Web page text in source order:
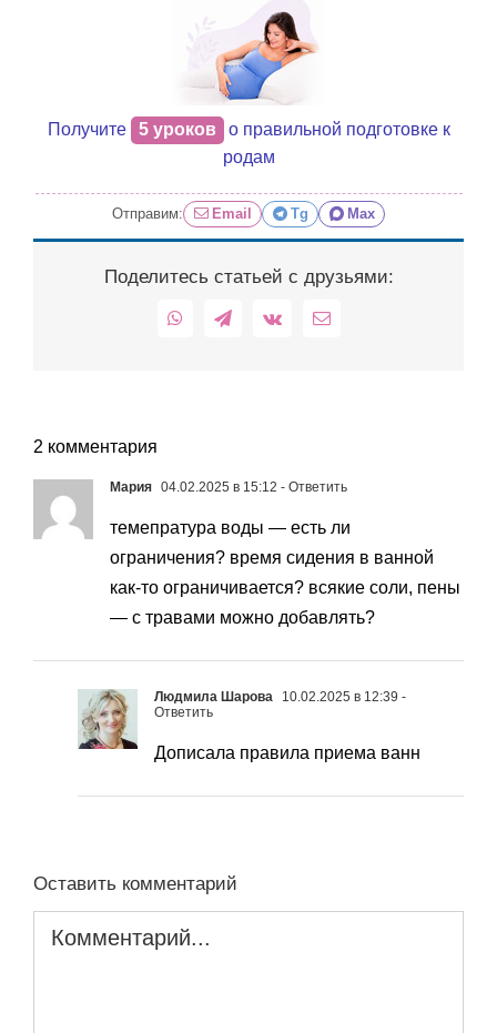
Получите 5 уроков
о правильной подготовке к
родам
Отправим: Email Tg Max
Поделитесь статьей с друзьями:
WhatsAppTelegram
Vk Email
2 комментария
Мария 04.02.2025 в 15:12 - Ответить
темепратура воды — есть ли
ограничения? время сидения в ванной
как-то ограничивается? всякие соли, пены
— с травами можно добавлять?
Людмила Шарова 10.02.2025 в 12:39 -
Ответить
Дописала правила приема ванн
Оставить комментарий